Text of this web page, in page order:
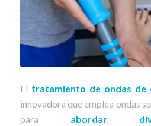
El tratamiento de ondas de
innovadora que emplea ondas
para abordar